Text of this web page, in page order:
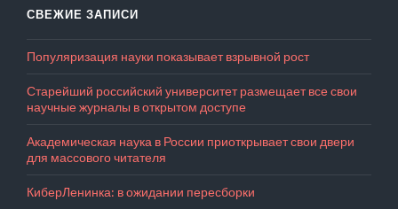
СВЕЖИЕ ЗАПИСИ
Популяризация науки показывает взрывной рост
Старейший российский университет размещает все свои
научные журналы в открытом доступе
Академическая наука в России приоткрывает свои двери
для массового читателя
КиберЛенинка: в ожидании пересборки